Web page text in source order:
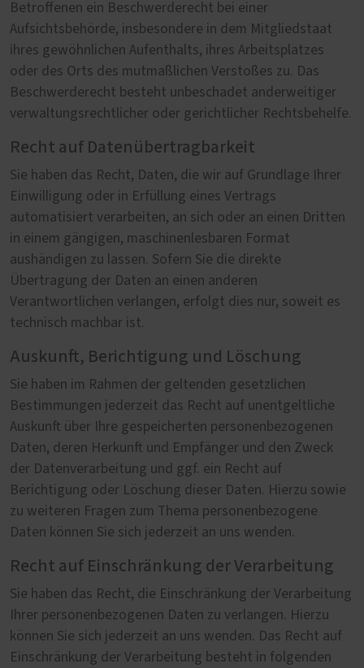
Betroffenen ein Beschwerderecht bei einer
Aufsichtsbehörde, insbesondere in dem Mitgliedstaat
ihres gewöhnlichen Aufenthalts, ihres Arbeitsplatzes
oder des Orts des mutmaßlichen Verstoßes zu. Das
Beschwerderecht besteht unbeschadet anderweitiger
verwaltungsrechtlicher oder gerichtlicher Rechtsbehelfe.
Recht auf Datenübertragbarkeit
Sie haben das Recht, Daten, die wir auf Grundlage Ihrer
Einwilligung oder in Erfüllung eines Vertrags
automatisiert verarbeiten, an sich oder an einen Dritten
in einem gängigen, maschinenlesbaren Format
aushändigen zu lassen. Sofern Sie die direkte
Übertragung der Daten an einen anderen
Verantwortlichen verlangen, erfolgt dies nur, soweit es
technisch machbar ist.
Auskunft, Berichtigung und Löschung
Sie haben im Rahmen der geltenden gesetzlichen
Bestimmungen jederzeit das Recht auf unentgeltliche
Auskunft über Ihre gespeicherten personenbezogenen
Daten, deren Herkunft und Empfänger und den Zweck
der Datenverarbeitung und ggf. ein Recht auf
Berichtigung oder Löschung dieser Daten. Hierzu sowie
zu weiteren Fragen zum Thema personenbezogene
Daten können Sie sich jederzeit an uns wenden.
Recht auf Einschränkung der Verarbeitung
Sie haben das Recht, die Einschränkung der Verarbeitung
Ihrer personenbezogenen Daten zu verlangen. Hierzu
können Sie sich jederzeit an uns wenden. Das Recht auf
Einschränkung der Verarbeitung besteht in folgenden